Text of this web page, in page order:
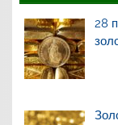
28